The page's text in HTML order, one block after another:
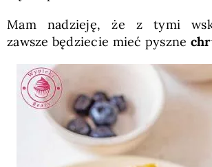
Mam nadzieję, że z tymi
zawsze będziecie mieć pyszne